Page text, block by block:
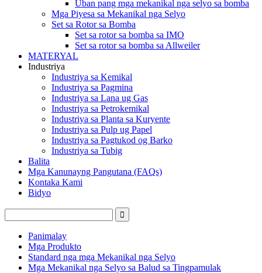
Uban pang mga mekanikal nga selyo sa bomba
Mga Piyesa sa Mekanikal nga Selyo
Set sa Rotor sa Bomba
Set sa rotor sa bomba sa IMO
Set sa rotor sa bomba sa Allweiler
MATERYAL
Industriya
Industriya sa Kemikal
Industriya sa Pagmina
Industriya sa Lana ug Gas
Industriya sa Petrokemikal
Industriya sa Planta sa Kuryente
Industriya sa Pulp ug Papel
Industriya sa Pagtukod og Barko
Industriya sa Tubig
Balita
Mga Kanunayng Pangutana (FAQs)
Kontaka Kami
Bidyo
Panimalay
Mga Produkto
Standard nga mga Mekanikal nga Selyo
Mga Mekanikal nga Selyo sa Balud sa Tingpamulak